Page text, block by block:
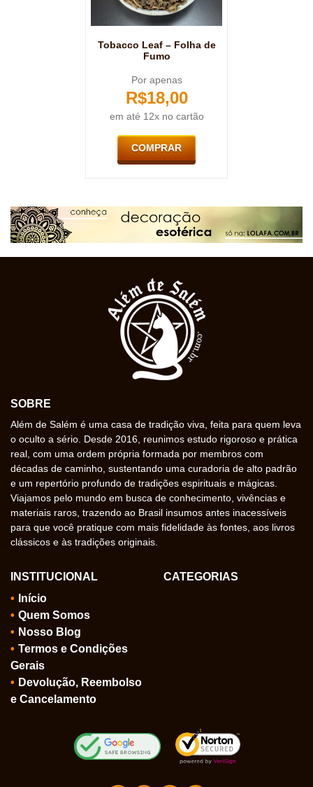
Tobacco Leaf – Folha de
Fumo
Por apenas
R$18,00
em até 12x no cartão
COMPRAR
SOBRE
Além de Salém é uma casa de tradição viva, feita para quem leva
o oculto a sério. Desde 2016, reunimos estudo rigoroso e prática
real, com uma ordem própria formada por membros com
décadas de caminho, sustentando uma curadoria de alto padrão
e um repertório profundo de tradições espirituais e mágicas.
Viajamos pelo mundo em busca de conhecimento, vivências e
materiais raros, trazendo ao Brasil insumos antes inacessíveis
para que você pratique com mais fidelidade às fontes, aos livros
clássicos e às tradições originais.
INSTITUCIONAL
Início
Quem Somos
Nosso Blog
Termos e Condições
Gerais
Devolução, Reembolso
e Cancelamento
CATEGORIAS